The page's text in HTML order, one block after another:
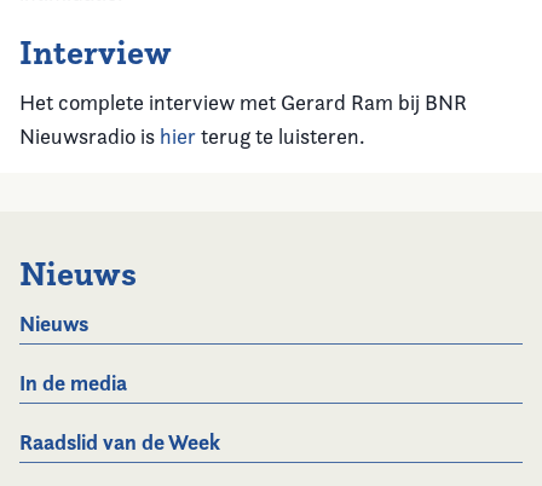
Interview
Het complete interview met Gerard Ram bij BNR
Nieuwsradio is hierterug te luisteren.
Nieuws
Nieuws
In de media
Raadslid van de Week